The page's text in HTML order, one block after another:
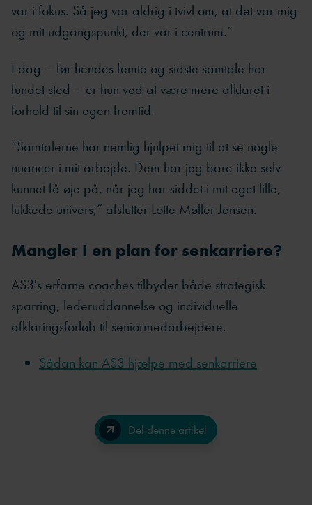
var i fokus. Så jeg var aldrig i tvivl om, at det var mig
og mit udgangspunkt, der var i centrum.”
I dag – før hendes femte og sidste samtale har
fundet sted – er hun ved at være mere afklaret i
forhold til sin egen fremtid.
”Samtalerne har nemlig hjulpet mig til at se nogle
nuancer i mit arbejde. Dem har jeg bare ikke selv
kunnet få øje på, når jeg har siddet i mit eget lille,
lukkede univers,” afslutter Lotte Møller Jensen.
Mangler I en plan for senkarriere?
AS3's erfarne coaches tilbyder både strategisk
sparring, lederuddannelse og individuelle
afklaringsforløb til seniormedarbejdere.
Sådan kan AS3 hjælpe med senkarriere
Del denne artikel